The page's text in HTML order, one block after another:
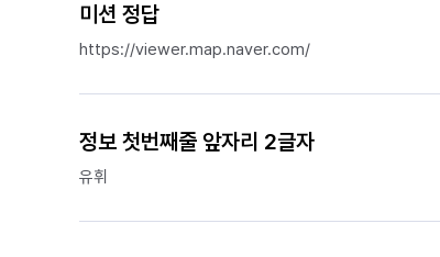
미션 정답
https://viewer.map.naver.com/
정보 첫번째줄 앞자리 2글자
유휘